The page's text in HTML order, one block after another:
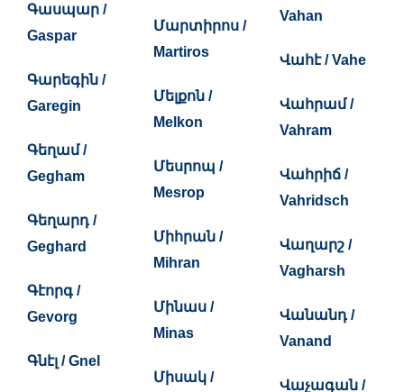
Գասպար /
Gaspar
Գարեգին /
Garegin
Գեղամ /
Gegham
Գեղարդ /
Geghard
Գէորգ /
Gevorg
Գնէլ / Gnel
Մարտիրոս /
Martiros
Մելքոն /
Melkon
Մեսրոպ /
Mesrop
Միհրան /
Mihran
Մինաս /
Minas
Միսակ /
Vahan
Վահէ / Vahe
Վահրամ /
Vahram
Վահրիճ /
Vahridsch
Վաղարշ /
Vagharsh
Վանանդ /
Vanand
Վաչագան /